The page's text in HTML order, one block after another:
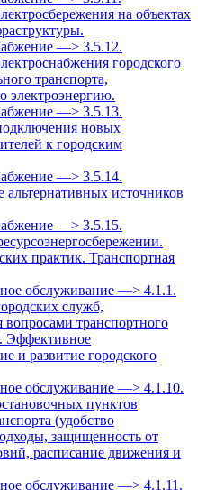
на объектах
—> 3.5.12.
городского
транспорта,
электроэнергию.
—> 3.5.13.
новых
к городским
—> 3.5.14.
альтернативных источников
—> 3.5.15.
практик. Транспортная
обслуживание —> 4.1.1.
служб,
транспортного
Эффективное
и развитие городского
обслуживание —> 4.1.10.
пунктов
(удобство
защищенность от
расписание движения и
обслуживание —> 4.1.11.